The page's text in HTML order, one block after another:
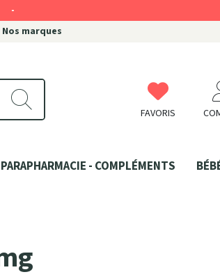
Nos marques
FAVORIS
PARAPHARMACIE - COMPLÉMENTS